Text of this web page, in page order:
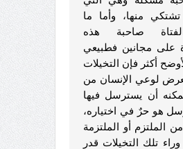
منها، وأما ما
صاحبة هذه
على مجانين فطبيعي
أكثر فإن التخيلات
لوعي الإنسان من
أن يسترسل فيها
هو حرٌ في اختياره،
الملتزم أو الملتزمة
وراء تلك التخيلات قدر